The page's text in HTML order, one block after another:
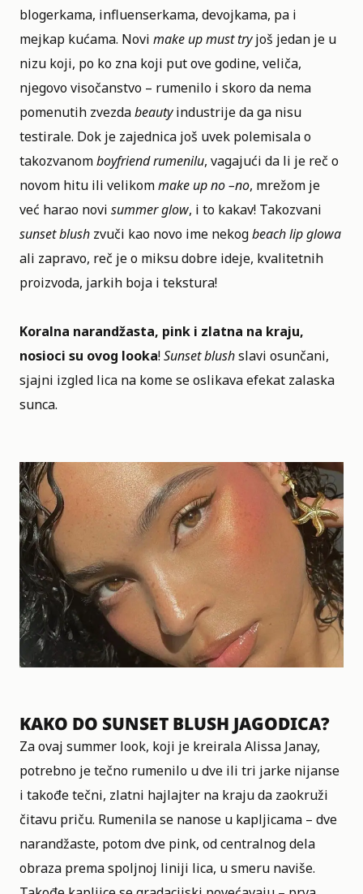
blogerkama, influenserkama, devojkama, pa i
mejkap kućama. Novi make up must tryjoš jedan je u
nizu koji, po ko zna koji put ove godine, veliča,
njegovo visočanstvo – rumenilo i skoro da nema
pomenutih zvezdabeautyindustrije da ga nisu
testirale. Dok je zajednica još uvek polemisala o
takozvanomboyfriend rumenilu, vagajući da li je reč o
novom hitu ili velikommake up no –no, mrežom je
već harao novi summer glow, i to kakav! Takozvani
sunset blush zvuči kao novo ime nekogbeach lip glowa
ali zapravo, reč je o miksu dobre ideje, kvalitetnih
proizvoda, jarkih boja i tekstura!
Koralna narandžasta, pink i zlatna na kraju,
nosioci su ovog looka!Sunset blushslavi osunčani,
sjajni izgled lica na kome se oslikava efekat zalaska
sunca.
KAKO DO SUNSET BLUSH JAGODICA?
Za ovaj summer look, koji je kreiralaAlissa Janay,
potrebno je tečno rumenilo u dve ili tri jarke nijanse
i takođe tečni, zlatni hajlajter na kraju da zaokruži
čitavu priču. Rumenila se nanose u kapljicama – dve
narandžaste, potom dve pink, od centralnog dela
obraza prema spoljnoj liniji lica, u smeru naviše.